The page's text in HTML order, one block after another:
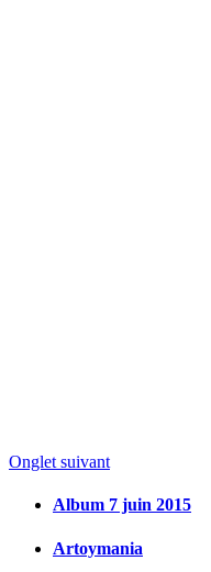
Onglet suivant
Album 7 juin 2015
Artoymania